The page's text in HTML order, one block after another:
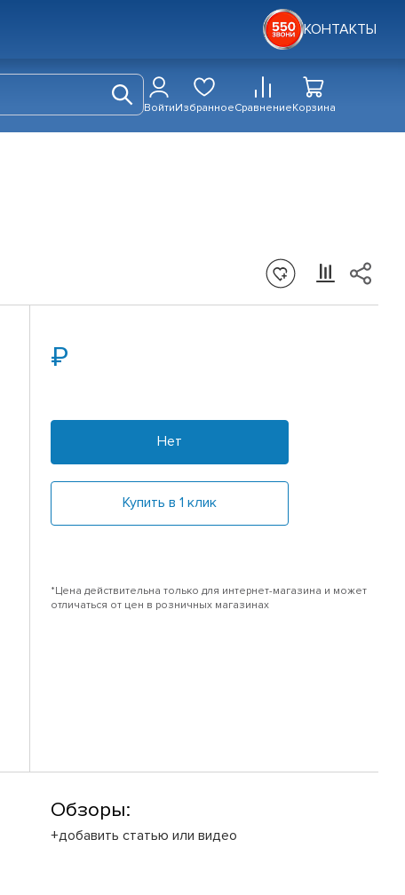
КОНТАКТЫ
ВойтиИзбранноеСравнениеКорзина
Нет
Купить в 1 клик
*Цена действительна только для интернет-магазина и может
отличаться от цен в розничных магазинах
Обзоры:
+добавить статью или видео